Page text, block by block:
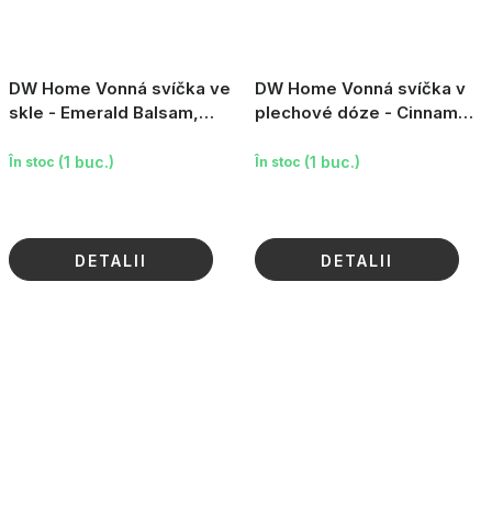
DW Home Vonná svíčka ve
skle - Emerald Balsam,
În stoc (1 buc.)
DETALII
DW Home Vonná svíčka v
plechové dóze - Cinnamon
În stoc (1 buc.)
DETALII